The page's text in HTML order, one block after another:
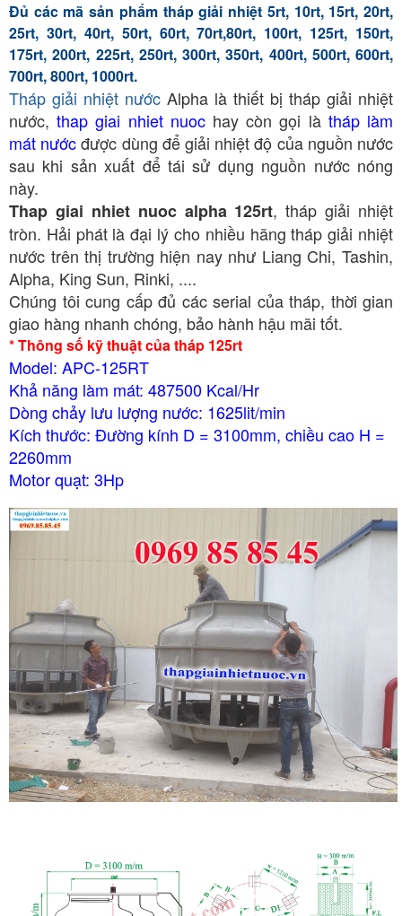
Đủ các mã sản phẩm tháp giải nhiệt 5rt, 10rt, 15rt, 20rt,
25rt, 30rt, 40rt, 50rt, 60rt, 70rt,80rt, 100rt, 125rt, 150rt,
175rt, 200rt, 225rt, 250rt, 300rt, 350rt, 400rt, 500rt, 600rt,
700rt, 800rt, 1000rt.
Tháp giải nhiệt nước Alpha là thiết bị tháp giải nhiệt
nước, thap giai nhiet nuochay còn gọi là tháp làm
mát nướcđược dùng để giải nhiệt độ của nguồn nước
sau khi sản xuất để tái sử dụng nguồn nước nóng
này.
Thap giai nhiet nuoc alpha 125rt, tháp giải nhiệt
tròn. Hải phát là đại lý cho nhiều hãng tháp giải nhiệt
nước trên thị trường hiện nay như Liang Chi, Tashin,
Alpha, King Sun, Rinki, ....
Chúng tôi cung cấp đủ các serial của tháp, thời gian
giao hàng nhanh chóng, bảo hành hậu mãi tốt.
* Thông số kỹ thuật của tháp 125rt
Model: APC-125RT
Khả năng làm mát: 487500 Kcal/Hr
Dòng chảy lưu lượng nước: 1625lit/min
Kích thước: Đường kính D = 3100mm, chiều cao H =
2260mm
Motor quạt: 3Hp